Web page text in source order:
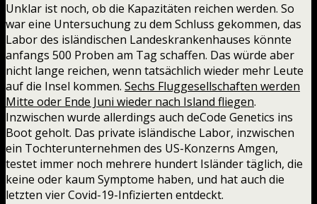
Unklar ist noch, ob die Kapazitäten reichen werden. So
war eine Untersuchung zu dem Schluss gekommen, das
Labor des isländischen Landeskrankenhauses könnte
anfangs 500 Proben am Tag schaffen. Das würde aber
nicht lange reichen, wenn tatsächlich wieder mehr Leute
auf die Insel kommen. Sechs Fluggesellschaften werden
Mitte oder Ende Juni wieder nach Island fliegen.
Inzwischen wurde allerdings auch deCode Genetics ins
Boot geholt. Das private isländische Labor, inzwischen
ein Tochterunternehmen des US-Konzerns Amgen,
testet immer noch mehrere hundert Isländer täglich, die
keine oder kaum Symptome haben, und hat auch die
letzten vier Covid-19-Infizierten entdeckt.